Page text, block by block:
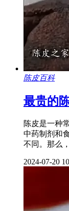
陈皮百科
最贵的
陈皮是一种
中药制剂和
不同。那么
2024-07-20